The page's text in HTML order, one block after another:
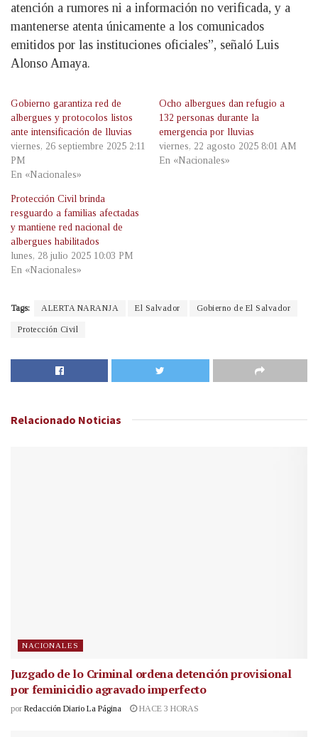
atención a rumores ni a información no verificada, y a
mantenerse atenta únicamente a los comunicados
emitidos por las instituciones oficiales”, señaló Luis
Alonso Amaya.
Gobierno garantiza red de
albergues y protocolos listos
ante intensificación de lluvias
viernes, 26 septiembre 2025 2:11
PM
En «Nacionales»
Ocho albergues dan refugio a
132 personas durante la
emergencia por lluvias
viernes, 22 agosto 2025 8:01 AM
En «Nacionales»
Protección Civil brinda
resguardo a familias afectadas
y mantiene red nacional de
albergues habilitados
lunes, 28 julio 2025 10:03 PM
En «Nacionales»
Tags: ALERTA NARANJA El Salvador Gobierno de El Salvador
Protección Civil
Relacionado Noticias
NACIONALES
Juzgado de lo Criminal ordena detención provisional
por feminicidio agravado imperfecto
por Redacción Diario La Página HACE 3 HORAS